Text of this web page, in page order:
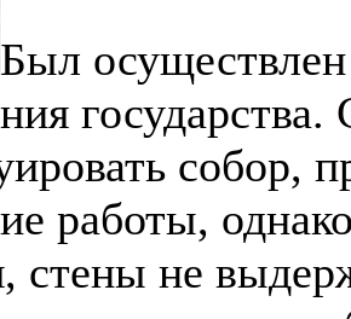
Был осуществлен
государства.
собор,
работы,
стены не